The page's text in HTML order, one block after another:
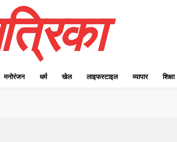
मनोरंजन धर्म खेल लाइफस्टाइल व्यापार शिक्षा